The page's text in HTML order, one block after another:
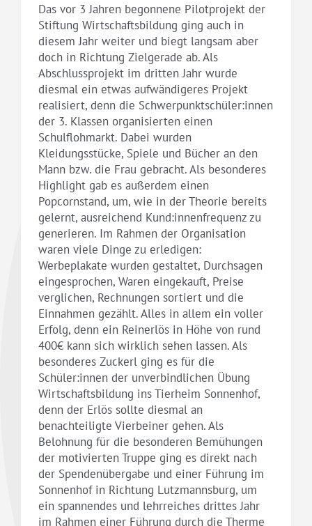
Das vor 3 Jahren begonnene Pilotprojekt der
Stiftung Wirtschaftsbildung ging auch in
diesem Jahr weiter und biegt langsam aber
doch in Richtung Zielgerade ab. Als
Abschlussprojekt im dritten Jahr wurde
diesmal ein etwas aufwändigeres Projekt
realisiert, denn die Schwerpunktschüler:innen
der 3. Klassen organisierten einen
Schulflohmarkt. Dabei wurden
Kleidungsstücke, Spiele und Bücher an den
Mann bzw. die Frau gebracht. Als besonderes
Highlight gab es außerdem einen
Popcornstand, um, wie in der Theorie bereits
gelernt, ausreichend Kund:innenfrequenz zu
generieren. Im Rahmen der Organisation
waren viele Dinge zu erledigen:
Werbeplakate wurden gestaltet, Durchsagen
eingesprochen, Waren eingekauft, Preise
verglichen, Rechnungen sortiert und die
Einnahmen gezählt. Alles in allem ein voller
Erfolg, denn ein Reinerlös in Höhe von rund
400€ kann sich wirklich sehen lassen. Als
besonderes Zuckerl ging es für die
Schüler:innen der unverbindlichen Übung
Wirtschaftsbildung ins Tierheim Sonnenhof,
denn der Erlös sollte diesmal an
benachteiligte Vierbeiner gehen. Als
Belohnung für die besonderen Bemühungen
der motivierten Truppe ging es direkt nach
der Spendenübergabe und einer Führung im
Sonnenhof in Richtung Lutzmannsburg, um
ein spannendes und lehrreiches drittes Jahr
im Rahmen einer Führung durch die Therme